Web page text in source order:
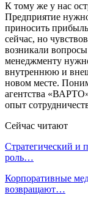
К тому же у нас
Предприятие
приносить
сейчас, но
возникали
менеджменту
внутреннюю и
новом месте.
агентства
опыт
Сейчас читают
Стратегический и
роль…
Корпоративные
возвращают…